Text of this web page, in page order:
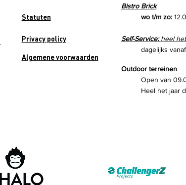
Statuten
Privacy policy
Algemene voorwaarden
Bistro Brick
wo t/m zo:
Self-Service:heel
dagelijks
Outdoor terreinen
Open van
Heel het jaar